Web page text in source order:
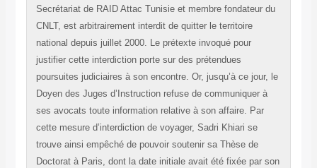
Secrétariat de RAID Attac Tunisie et membre fondateur du
CNLT, est arbitrairement interdit de quitter le territoire
national depuis juillet 2000. Le prétexte invoqué pour
justifier cette interdiction porte sur des prétendues
poursuites judiciaires à son encontre. Or, jusqu’à ce jour, le
Doyen des Juges d’Instruction refuse de communiquer à
ses avocats toute information relative à son affaire. Par
cette mesure d’interdiction de voyager, Sadri Khiari se
trouve ainsi empêché de pouvoir soutenir sa Thèse de
Doctorat à Paris, dont la date initiale avait été fixée par son